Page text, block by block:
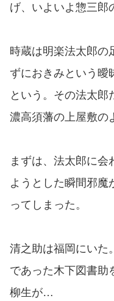
げ、いよいよ惣三郎
時蔵は明楽法太郎の
ずにおきみという曖
という。その法太郎
濃高須藩の上屋敷の
まずは、法太郎に会
ようとした瞬間邪魔
ってしまった。
清之助は福岡にいた
であった木下図書助
柳生が…